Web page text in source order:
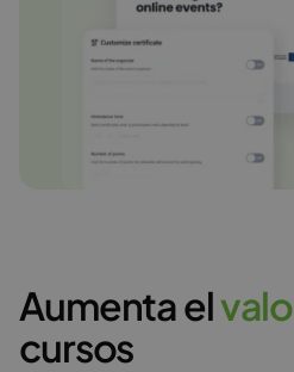
Aumenta elvalo
cursos